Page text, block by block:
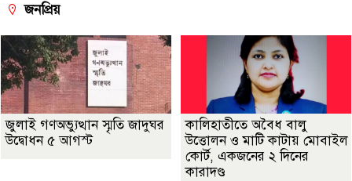
জনপ্রিয়
জুলাই গণঅভ্যুত্থান স্মৃতি জাদুঘর
উদ্বোধন ৫ আগস্ট
কালিহাতীতে অবৈধ বালু
উত্তোলন ও মাটি কাটায় মোবাইল
কোর্ট, একজনের ২ দিনের
কারাদণ্ড